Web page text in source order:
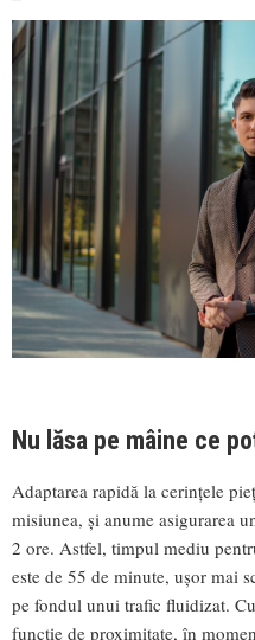
Nu lăsa pe mâine ce
Adaptarea rapidă la cerințele
misiunea, și anume asigurarea
2 ore. Astfel, timpul mediu
este de 55 de minute, ușor mai
pe fondul unui trafic fluidizat.
funcție de proximitate, în